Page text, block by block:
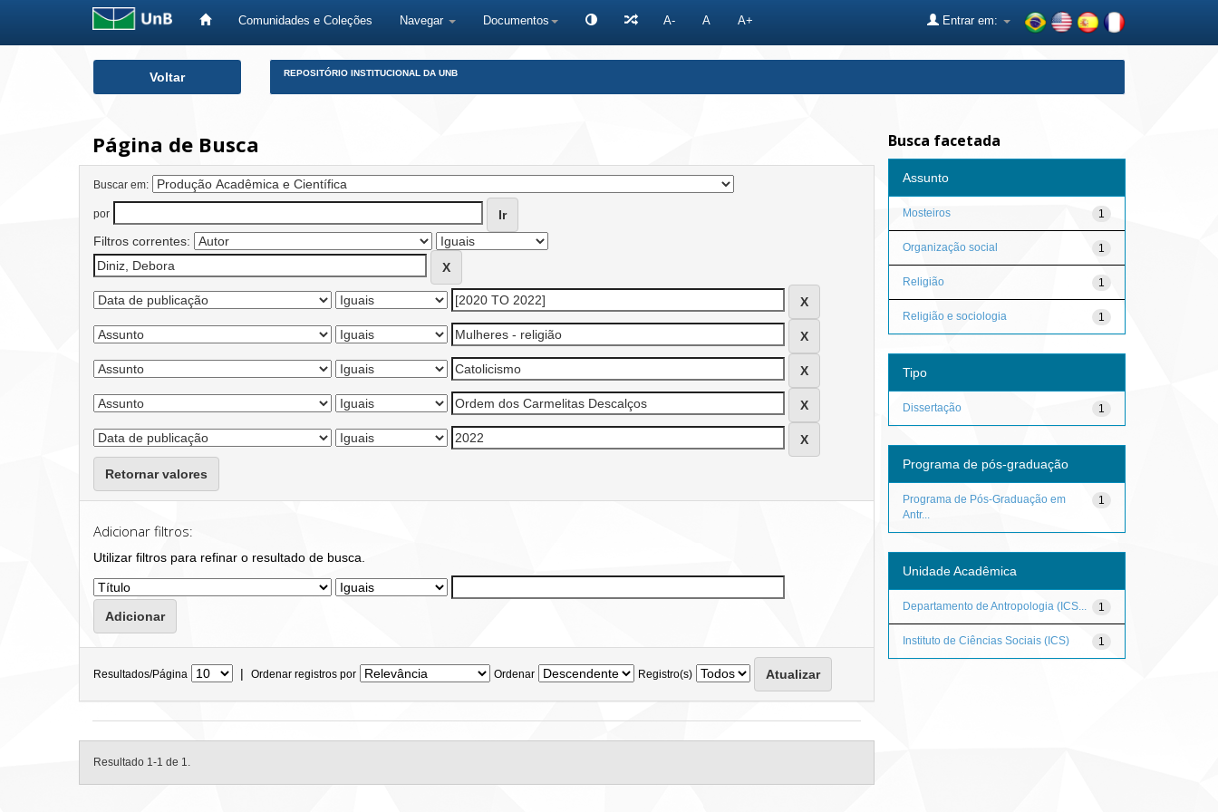
Comunidades e Coleções Navegar Documentos A- A A+ Entrar em:
Voltar REPOSITÓRIO INSTITUCIONAL DA UNB
Página de Busca
Buscar em:
por
Filtros correntes:
Retornar valores
Adicionar filtros:
Utilizar filtros para refinar o resultado de busca.
Resultados/Página | Ordenar registros por Ordenar Registro(s)
Resultado 1-1 de 1.
Busca facetada
Assunto
1
Mosteiros
1
Organização social
1
Religião
1
Religião e sociologia
Tipo
1
Dissertação
Programa de pós-graduação
1
Programa de Pós-Graduação em
Antr...
Unidade Acadêmica
1
Departamento de Antropologia (ICS...
1
Instituto de Ciências Sociais (ICS)